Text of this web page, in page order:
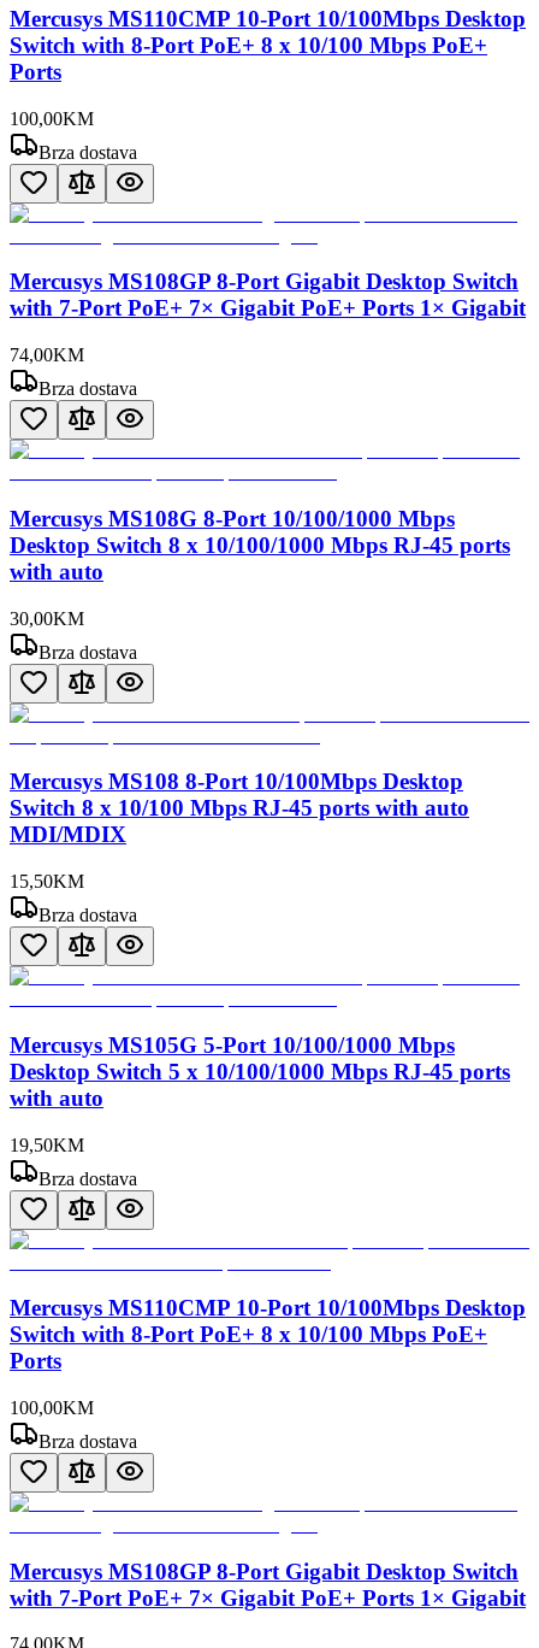
Mercusys MS110CMP 10-Port 10/100Mbps Desktop
Switch with 8-Port PoE+ 8 x 10/100 Mbps PoE+
Ports
100,00KM
Brza dostava
Mercusys MS108GP 8-Port Gigabit Desktop Switch
with 7-Port PoE+ 7× Gigabit PoE+ Ports 1× Gigabit
74,00KM
Brza dostava
Mercusys MS108G 8-Port 10/100/1000 Mbps
Desktop Switch 8 x 10/100/1000 Mbps RJ-45 ports
with auto
30,00KM
Brza dostava
Mercusys MS108 8-Port 10/100Mbps Desktop
Switch 8 x 10/100 Mbps RJ-45 ports with auto
MDI/MDIX
15,50KM
Brza dostava
Mercusys MS105G 5-Port 10/100/1000 Mbps
Desktop Switch 5 x 10/100/1000 Mbps RJ-45 ports
with auto
19,50KM
Brza dostava
Mercusys MS110CMP 10-Port 10/100Mbps Desktop
Switch with 8-Port PoE+ 8 x 10/100 Mbps PoE+
Ports
100,00KM
Brza dostava
Mercusys MS108GP 8-Port Gigabit Desktop Switch
with 7-Port PoE+ 7× Gigabit PoE+ Ports 1× Gigabit